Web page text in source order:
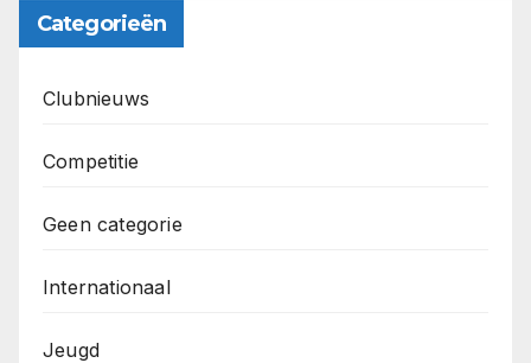
Categorieën
Clubnieuws
Competitie
Geen categorie
Internationaal
Jeugd